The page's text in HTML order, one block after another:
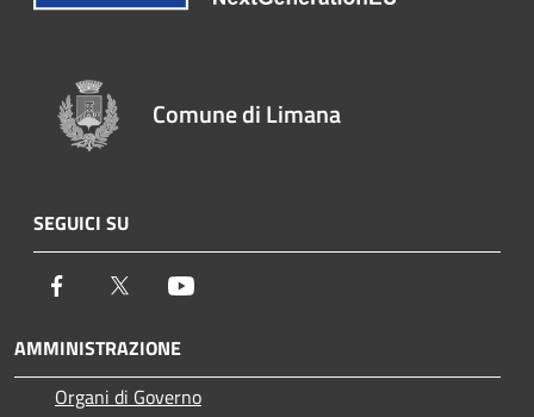
Comune di Limana
SEGUICI SU
Facebook Twitter
AMMINISTRAZIONE
Organi di Governo